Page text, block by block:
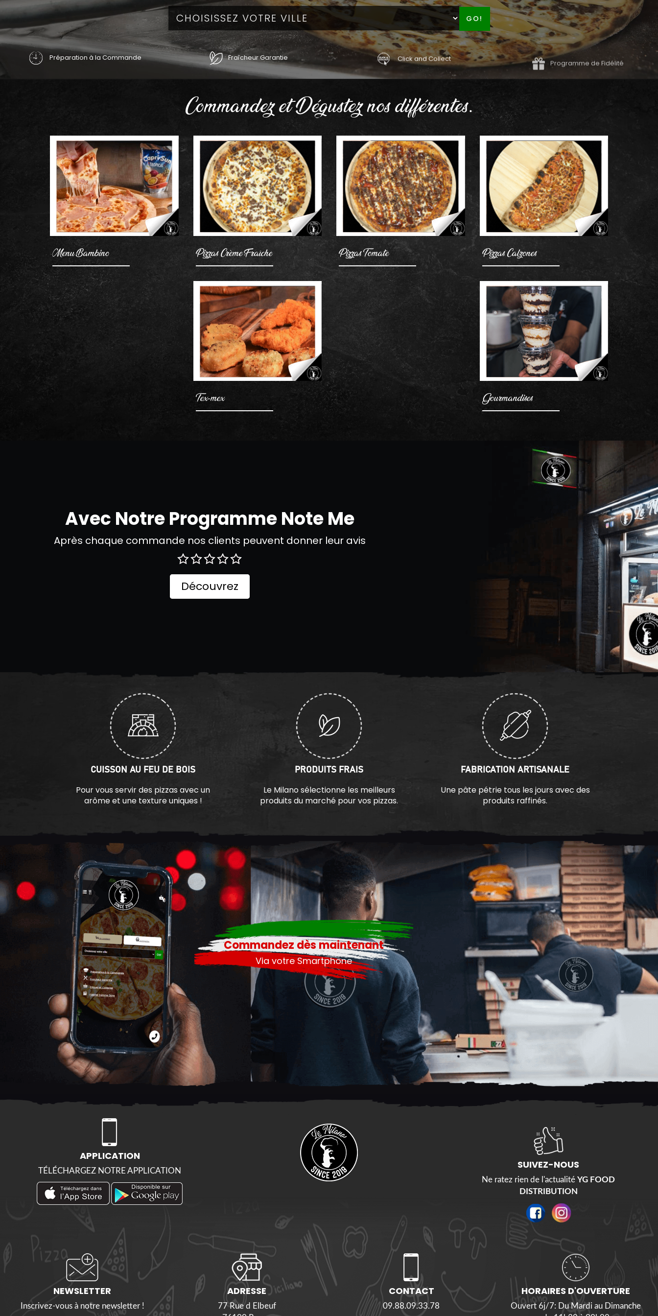
GO!
Préparation à la Commande Fraîcheur Garantie Click and Collect Programme de Fidélité
Commandez et Dégustez nos différentes.
Menu Bambino Pizzas Crème Fraîche Pizzas Tomate
AJOUTER
Pizzas Calzones
Tex-mex
AJOUTER
Gourmandises
Avec Notre Programme Note Me
Après chaque commande nos clients peuvent donner leur avis
Découvrez
CUISSON AU FEU DE BOIS
Pour vous servir des pizzas avec un
arôme et une texture uniques !
PRODUITS FRAIS
Le Milano sélectionne les meilleurs
produits du marché pour vos pizzas.
FABRICATION ARTISANALE
Une pâte pétrie tous les jours avec des
produits raffinés.
Commandez dès maintenant
Via votre Smartphone
APPLICATION
TÉLÉCHARGEZ NOTRE APPLICATION
SUIVEZ-NOUS
Ne ratez rien de l'actualité YG FOOD
DISTRIBUTION
NEWSLETTER
Inscrivez-vous à notre newsletter !
ADRESSE
77 Rue d Elbeuf
CONTACT
09.88.09.33.78
HORAIRES D'OUVERTURE
Ouvert 6j/7: Du Mardi au Dimanche